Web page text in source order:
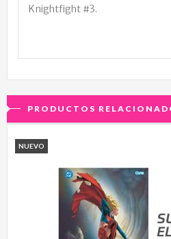
Knightfight #3.
PRODUCTOS
NUEVO